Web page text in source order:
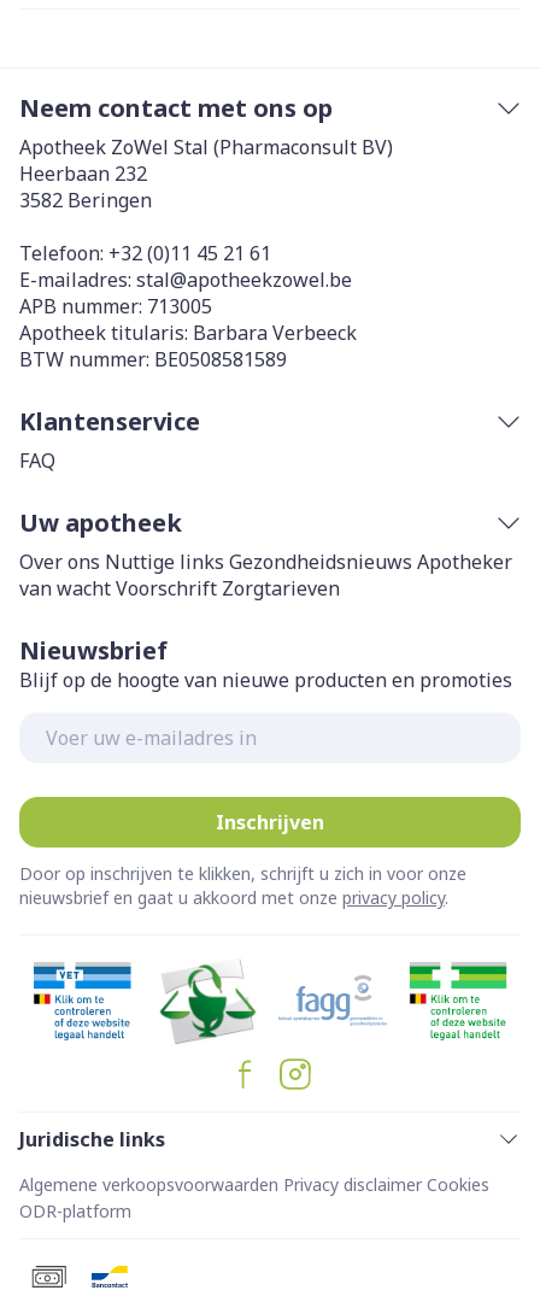
Neem contact met ons op
Apotheek ZoWel Stal (Pharmaconsult BV)
Heerbaan 232
3582 Beringen
Telefoon: +32 (0)11 45 21 61
E-mailadres: stal@apotheekzowel.be
APB nummer: 713005
Apotheek titularis: Barbara Verbeeck
BTW nummer: BE0508581589
Klantenservice
FAQ
Uw apotheek
Over ons Nuttige links Gezondheidsnieuws Apotheker
van wachtVoorschrift Zorgtarieven
Nieuwsbrief
Blijf op de hoogte van nieuwe producten en promoties
Inschrijven
Door op inschrijven te klikken, schrijft u zich in voor onze
nieuwsbrief en gaat u akkoord met onze privacy policy.
Juridische links
Algemene verkoopsvoorwaarden Privacy disclaimer Cookies
ODR-platform